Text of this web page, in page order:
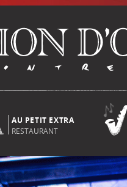
AU PETIT EXTRA
RESTAURANT